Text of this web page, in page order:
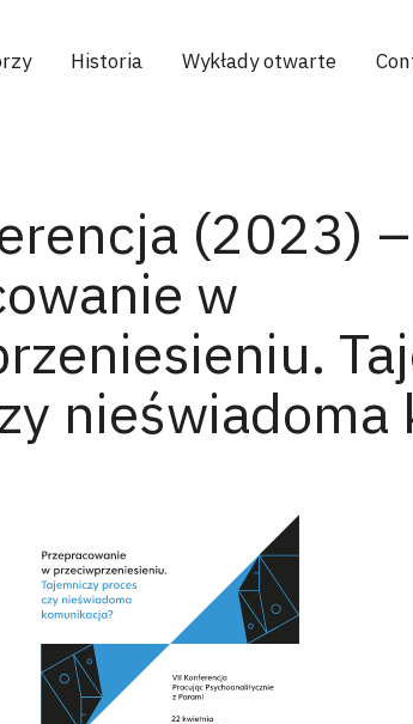
Historia Wykłady otwarte
(2023) –
w
nieświadoma